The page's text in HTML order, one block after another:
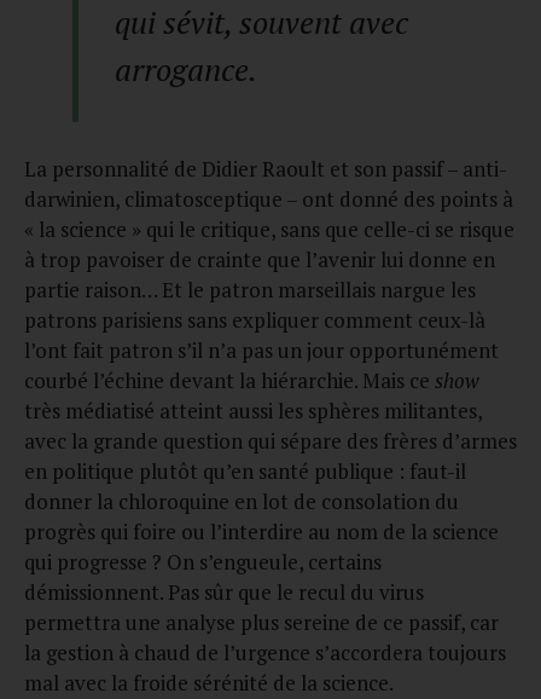
qui sévit, souvent avec
arrogance.
La personnalité de Didier Raoult et son passif – anti-
darwinien, climatosceptique – ont donné des points à
« la science » qui le critique, sans que celle-ci se risque
à trop pavoiser de crainte que l’avenir lui donne en
partie raison… Et le patron marseillais nargue les
patrons parisiens sans expliquer comment ceux-là
l’ont fait patron s’il n’a pas un jour opportunément
courbé l’échine devant la hiérarchie. Mais ce show
très médiatisé atteint aussi les sphères militantes,
avec la grande question qui sépare des frères d’armes
en politique plutôt qu’en santé publique : faut-il
donner la chloroquine en lot de consolation du
progrès qui foire ou l’interdire au nom de la science
qui progresse ? On s’engueule, certains
démissionnent. Pas sûr que le recul du virus
permettra une analyse plus sereine de ce passif, car
la gestion à chaud de l’urgence s’accordera toujours
mal avec la froide sérénité de la science.